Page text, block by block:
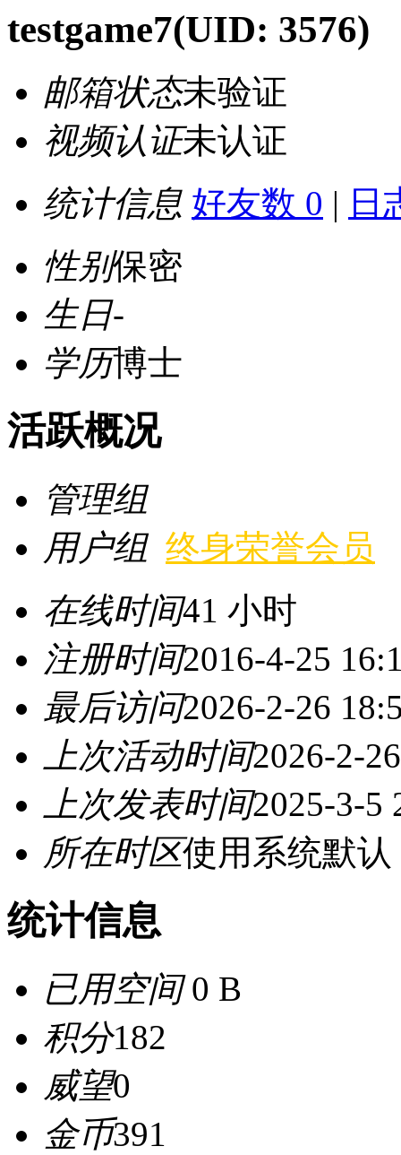
testgame7(UID: 3576)
邮箱状态未验证
视频认证未认证
统计信息 好友数 0 | 日
性别保密
生日-
学历博士
活跃概况
管理组
用户组 终身荣誉会员
在线时间41 小时
注册时间2016-4-25
最后访问2026-2-26
上次活动时间2026-2-
上次发表时间2025-3-5
所在时区使用系统默认
统计信息
已用空间0 B
积分182
威望0
金币391